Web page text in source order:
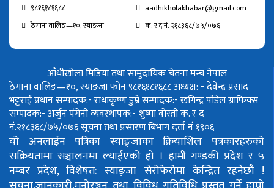
९८१६१८१६८८
aadhikholakhabar@gmail.com
ठेगाना वालिङ—१०, स्याङजा
क. र द नं. २१८३६८/७५/०७६
आँधीखोला मिडिया तथा सामुदायिक चेतना मन्च नेपाल
ठेगाना वालिङ—१०, स्याङजा फोन ९८१६१८१६८८अध्यक्ष: - देवेन्द्र प्रसाद
भट्टराईप्रधान सम्पादक:- राधाकृष्ण डुम्रेसम्पादक:- खगिन्द्र पौडेलग्राफिक्स
सम्पादक:- अर्जुन पंगेनीव्यवस्थापक:- शुष्मा वोस्तीक. र द
नं.२१८३६८/७५/०७६सूचना तथा प्रसारण बिभाग दर्ता नं १९०६
यो अनलाईन पत्रिका स्याङ्जाका क्रियाशिल पत्रकारहरुको
सक्रियतामा सञ्चालनमा ल्याईएको हो । हामी गण्डकी प्रदेश र ५
नम्बर प्रदेश, विशेषत: स्याङ्जा सेरोफेरोमा केन्द्रित रहनेछौ !